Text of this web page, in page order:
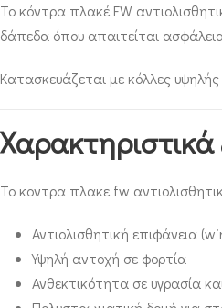
Το κόντρα πλακέ FW
δάπεδα όπου απαιτείται
Κατασκευάζεται με κόλλες
Χαρακτηριστικά
Το κοντρα πλακε fw
Αντιολισθητική επιφάνεια
Υψηλή αντοχή σε φορτία
Ανθεκτικότητα σε υγρασία